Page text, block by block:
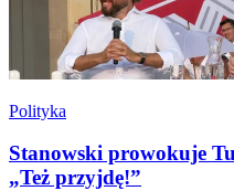
Polityka
Stanowski prowokuje
„Też przyjdę!”